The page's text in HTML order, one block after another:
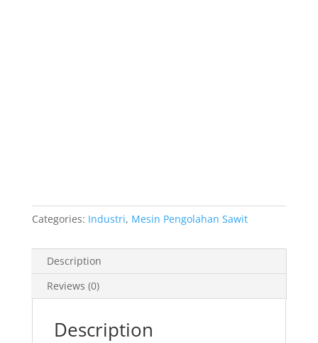
Categories: Industri, Mesin Pengolahan Sawit
Description
Reviews (0)
Description